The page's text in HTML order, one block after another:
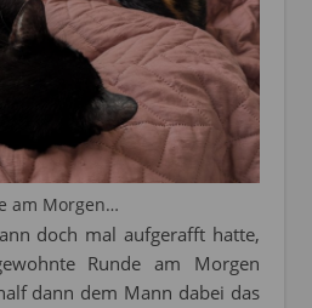
am Morgen…
doch mal aufgerafft hatte,
Runde am Morgen
dann dem Mann dabei das